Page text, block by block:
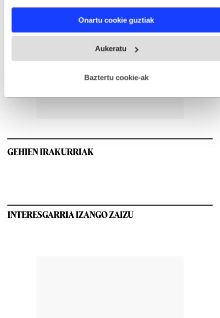
and set your preferences in thedetails section
fitxategiak erabiltzen ditu. Zure esperientzia eta zerbitzuak
esplizitua ematen diguzu.Gehiago irakurri
Onartu cookie guztiak
Aukeratu
Baztertu cookie-ak
GEHIEN IRAKURRIAK
INTERESGARRIA IZANGO ZAIZU